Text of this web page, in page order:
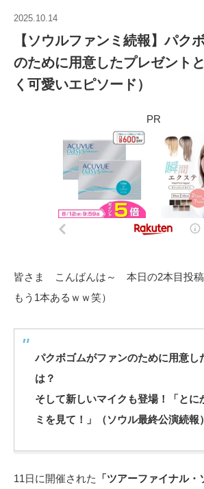
2025.10.14
【ソウルファンミ続報】パク
のために用意したプレゼント
く可愛いエピソード）
PR
皆さま こんばんは～ 本日の2本目投稿
もう1本あるｗｗ笑）
パクボゴムがファンのために用意し
は？
そして新しいマイクも登場！
「と
ミを見て！」（ソウル最終公演続報）
11日に開催された
「ツアーファイナル